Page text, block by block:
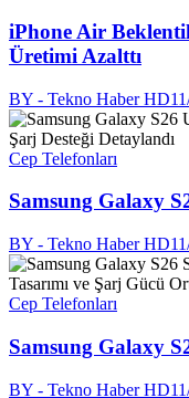
iPhone Air
Üretimi Azalttı
BY - Tekno Haber HD
Cep Telefonları
Samsung Galaxy
BY - Tekno Haber HD
Cep Telefonları
Samsung Galaxy
BY - Tekno Haber HD